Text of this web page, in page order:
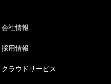
会社情報
採用情報
クラウドサービス